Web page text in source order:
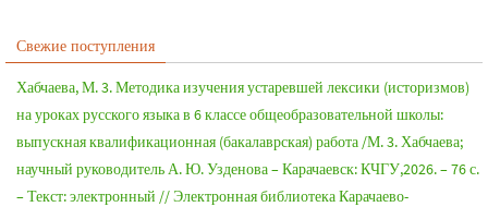
Свежие поступления
Хабчаева, М. 3. Методика изучения устаревшей лексики (историзмов)
на уроках русского языка в 6 классе общеобразовательной школы:
выпускная квалификационная (бакалаврская) работа /М. 3. Хабчаева;
научный руководитель А. Ю. Узденова – Карачаевск: КЧГУ,2026. – 76 с.
– Текст: электронный // Электронная библиотека Карачаево-